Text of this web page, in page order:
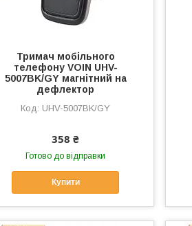
Тримач мобільного
телефону VOIN UHV-
5007BK/GY магнітний на
дефлектор
UHV-5007BK/GY
358 ₴
Готово до відправки
Купити